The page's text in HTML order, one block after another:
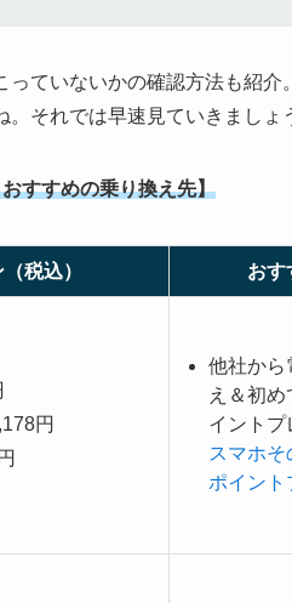
ていないかの確認方法も紹介
それでは早速見ていきましょ
すすめの乗り換え先】
税込） おす
円
他社から
え＆初
イントプ
スマホ
ポイント